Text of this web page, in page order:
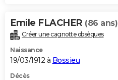
Emile FLACHER (86 ans)
Créer une cagnotte obsèques
Naissance
19/03/1912 à Bossieu
Décès